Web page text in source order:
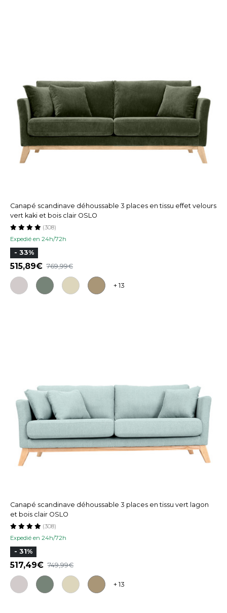
Canapé scandinave déhoussable 3 places en tissu effet velours
vert kaki et bois clair OSLO
Expedié en 24h/72h
(308)
- 33%
515,89 769,99
+ 13
Canapé scandinave déhoussable 3 places en tissu vert lagon
et bois clair OSLO
Expedié en 24h/72h
(308)
- 31%
517,49 749,99
+ 13